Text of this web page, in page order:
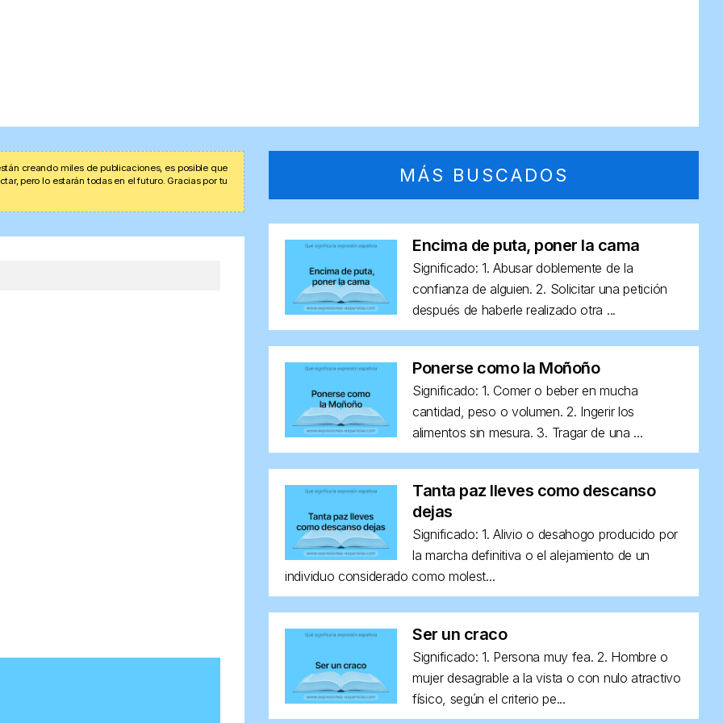
creando miles de publicaciones, es posible que
pero lo estarán todas en el futuro. Gracias por tu
MÁS BUSCADOS
Encima de puta, poner la cama
Significado: 1. Abusar doblemente de la
confianza de alguien. 2. Solicitar una petición
después de haberle realizado otra ...
Ponerse como la Moñoño
Significado: 1. Comer o beber en mucha
cantidad, peso o volumen. 2. Ingerir los
alimentos sin mesura. 3. Tragar de una ...
Tanta paz lleves como descanso
dejas
Significado: 1. Alivio o desahogo producido por
la marcha definitiva o el alejamiento de un
individuo considerado como molest...
Ser un craco
Significado: 1. Persona muy fea. 2. Hombre o
mujer desagrable a la vista o con nulo atractivo
físico, según el criterio pe...